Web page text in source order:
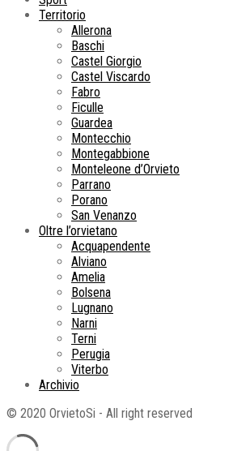
Territorio
Allerona
Baschi
Castel Giorgio
Castel Viscardo
Fabro
Ficulle
Guardea
Montecchio
Montegabbione
Monteleone d’Orvieto
Parrano
Porano
San Venanzo
Oltre l’orvietano
Acquapendente
Alviano
Amelia
Bolsena
Lugnano
Narni
Terni
Perugia
Viterbo
Archivio
© 2020 OrvietoSi - All right reserved